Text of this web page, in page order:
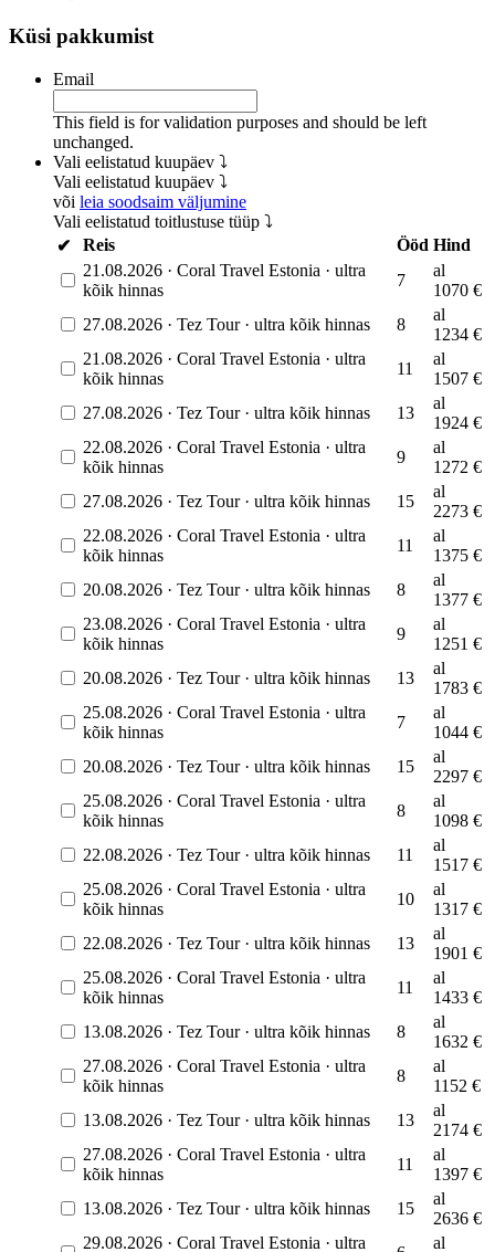
Küsi pakkumist
Email
This field is for validation purposes and should be left
unchanged.
Vali eelistatud kuupäev ⤵
Vali eelistatud kuupäev ⤵
või leia soodsaim väljumine
Vali eelistatud toitlustuse tüüp ⤵
✔
Reis Ööd Hind
21.08.2026 · Coral Travel Estonia · ultra
kõik hinnas
7
al
1070 €
27.08.2026 · Tez Tour · ultra kõik hinnas 8
al
1234 €
21.08.2026 · Coral Travel Estonia · ultra
kõik hinnas
11
al
1507 €
27.08.2026 · Tez Tour · ultra kõik hinnas 13
al
1924 €
22.08.2026 · Coral Travel Estonia · ultra
kõik hinnas
9
al
1272 €
27.08.2026 · Tez Tour · ultra kõik hinnas 15
al
2273 €
22.08.2026 · Coral Travel Estonia · ultra
kõik hinnas
11
al
1375 €
20.08.2026 · Tez Tour · ultra kõik hinnas 8
al
1377 €
23.08.2026 · Coral Travel Estonia · ultra
kõik hinnas
9
al
1251 €
20.08.2026 · Tez Tour · ultra kõik hinnas 13
al
1783 €
25.08.2026 · Coral Travel Estonia · ultra
kõik hinnas
7
al
1044 €
20.08.2026 · Tez Tour · ultra kõik hinnas 15
al
2297 €
25.08.2026 · Coral Travel Estonia · ultra
kõik hinnas
8
al
1098 €
22.08.2026 · Tez Tour · ultra kõik hinnas 11
al
1517 €
25.08.2026 · Coral Travel Estonia · ultra
kõik hinnas
10
al
1317 €
22.08.2026 · Tez Tour · ultra kõik hinnas 13
al
1901 €
25.08.2026 · Coral Travel Estonia · ultra
kõik hinnas
11
al
1433 €
13.08.2026 · Tez Tour · ultra kõik hinnas 8
al
1632 €
27.08.2026 · Coral Travel Estonia · ultra
kõik hinnas
8
al
1152 €
13.08.2026 · Tez Tour · ultra kõik hinnas 13
al
2174 €
27.08.2026 · Coral Travel Estonia · ultra
kõik hinnas
11
al
1397 €
13.08.2026 · Tez Tour · ultra kõik hinnas 15
al
2636 €
29.08.2026 · Coral Travel Estonia · ultra
al